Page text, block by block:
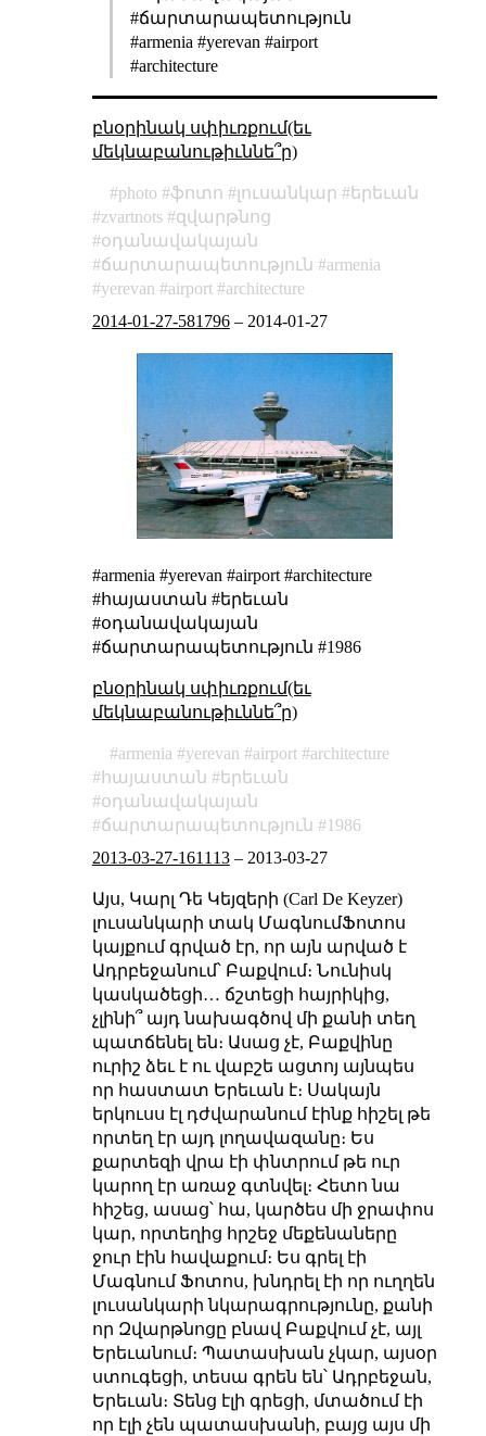
#ճարտարապետություն
#armenia #yerevan #airport
#architecture
բնօրինակ սփիւռքում(եւ
մեկնաբանութիւննե՞ր)
photo ֆոտո լուսանկար
երեւան
zvartnots
զվարթնոց
օդանավակայան
ճարտարապետություն
armenia
yerevan
airport
architecture
2014-01-27-581796– 2014-01-27
#armenia #yerevan #airport #architecture
#հայաստան #երեւան
#օդանավակայան
#ճարտարապետություն #1986
բնօրինակ սփիւռքում(եւ
մեկնաբանութիւննե՞ր)
armenia yerevan airport
architecture
հայաստան
երեւան
օդանավակայան
ճարտարապետություն
1986
2013-03-27-161113– 2013-03-27
Այս, Կարլ Դե Կեյզերի (Carl De Keyzer)
լուսանկարի տակ ՄագնումՖոտոս
կայքում գրված էր, որ այն արված է
Ադրբեջանում՝ Բաքվում։ Նունիսկ
կասկածեցի… ճշտեցի հայրիկից,
չլինի՞ այդ նախագծով մի քանի տեղ
պատճենել են։ Ասաց չէ, Բաքվինը
ուրիշ ձեւ է ու վաբշե ացտոյ այնպես
որ հաստատ Երեւան է։ Սակայն
երկուսս էլ դժվարանում էինք հիշել թե
որտեղ էր այդ լողավազանը։ Ես
քարտեզի վրա էի փնտրում թե ուր
կարող էր առաջ գտնվել։ Հետո նա
հիշեց, ասաց՝ հա, կարծես մի ջրափոս
կար, որտեղից հրշեջ մեքենաները
ջուր էին հավաքում։ Ես գրել էի
Մագնում Ֆոտոս, խնդրել էի որ ուղղեն
լուսանկարի նկարագրությունը, քանի
որ Զվարթնոցը բնավ Բաքվում չէ, այլ
Երեւանում։ Պատասխան չկար, այսօր
ստուգեցի, տեսա գրեն են՝ Ադրբեջան,
Երեւան։ Տենց էլի գրեցի, մտածում էի
որ էլի չեն պատասխանի, բայց այս մի